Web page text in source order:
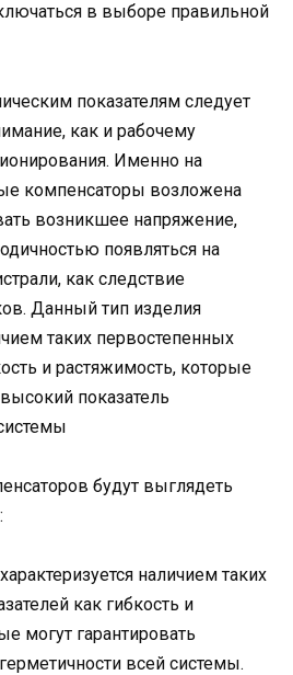
в выборе правильной
показателям следует
как и рабочему
Именно на
компенсаторы возложена
возникшее напряжение,
появляться на
как следствие
Данный тип изделия
таких первостепенных
и растяжимость, которые
показатель
будут выглядеть
наличием таких
как гибкость и
могут гарантировать
всей системы.